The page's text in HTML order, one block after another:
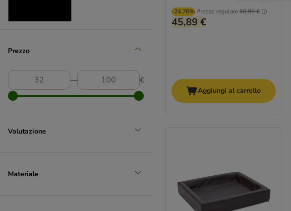
Prezzo
― €
Valutazione
Materiale
-24.76% Prezzo regolare60,99 €
45,89 €
Aggiungi al carrello